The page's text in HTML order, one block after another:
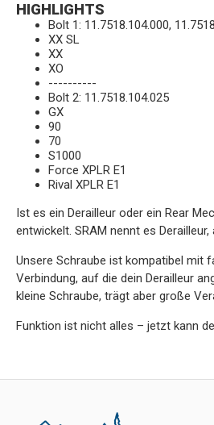
HIGHLIGHTS
Bolt 1: 11.7518.104.000,
XX SL
XX
XO
----------
Bolt 2: 11.7518.104.025
GX
90
70
S1000
Force XPLR E1
Rival XPLR E1
Ist es ein Derailleur oder ein Rear
entwickelt. SRAM nennt es
Unsere Schraube ist kompatibel mit
Verbindung, auf die dein Derailleur
kleine Schraube, trägt aber große
Funktion ist nicht alles – jetzt kann